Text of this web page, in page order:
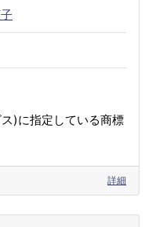
)に指定している商標
詳細